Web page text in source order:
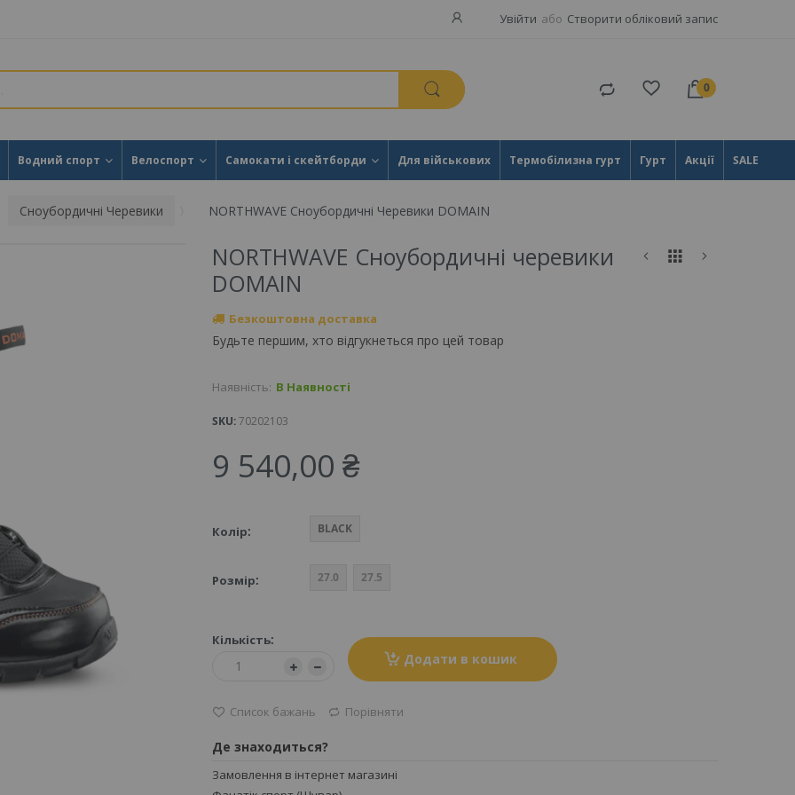
Увійти Створити обліковий запис
товари
Водний спорт Велоспорт Самокати і скейтборди Для військових Термобілизна гурт Гурт Акції SALE
Сноубордичні Черевики NORTHWAVE Сноубордичні Черевики DOMAIN
NORTHWAVE Сноубордичні черевики
DOMAIN
Безкоштовна доставка
Будьте першим, хто відгукнеться про цей товар
Наявність: В Наявності
SKU 70202103
9 540,00 ₴
Колір BLACK
Розмір 27.0 27.5
Кількість:
Додати в кошик
Список бажань Порівняти
Де знаходиться?
Замовлення в інтернет магазині